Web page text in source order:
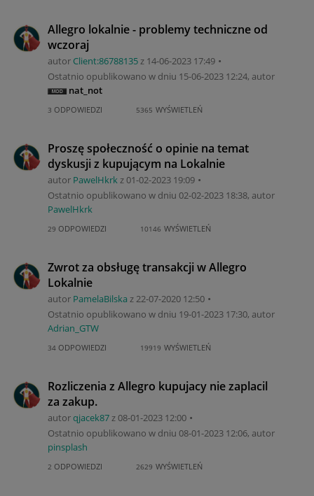
Allegro lokalnie - problemy techniczne od
wczoraj
autor Client:86788135z ‎14-06-2023 17:49
Ostatnio opublikowano w dniu ‎15-06-2023 12:24, autor
nat_not
3 ODPOWIEDZI 5365 WYŚWIETLEŃ
Proszę społeczność o opinie na temat
dyskusji z kupującym na Lokalnie
autor PawelHkrkz‎01-02-2023 19:09
Ostatnio opublikowano w dniu ‎02-02-2023 18:38, autor
PawelHkrk
29 ODPOWIEDZI 10146 WYŚWIETLEŃ
Zwrot za obsługę transakcji w Allegro
Lokalnie
autor PamelaBilska z‎22-07-2020 12:50
Ostatnio opublikowano w dniu ‎19-01-2023 17:30, autor
Adrian_GTW
34 ODPOWIEDZI 19919 WYŚWIETLEŃ
Rozliczenia z Allegro kupujacy nie zaplacil
za zakup.
autorqjacek87z‎08-01-2023 12:00
Ostatnio opublikowano w dniu ‎08-01-2023 12:06, autor
pinsplash
2 ODPOWIEDZI 2629 WYŚWIETLEŃ